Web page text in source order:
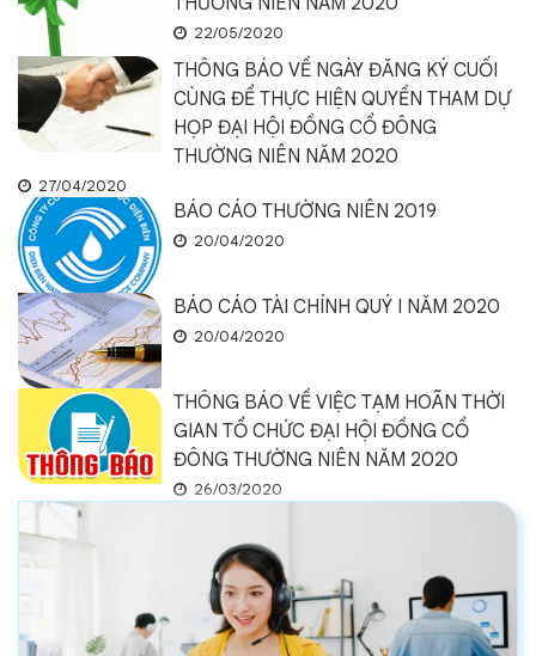
22/05/2020
THÔNG BÁO VỀ NGÀY ĐĂNG KÝ CUỐI
CÙNG ĐỂ THỰC HIỆN QUYỀN THAM DỰ
HỌP ĐẠI HỘI ĐỒNG CỔ ĐÔNG
THƯỜNG NIÊN NĂM 2020
27/04/2020
BÁO CÁO THƯỜNG NIÊN 2019
20/04/2020
BÁO CÁO TÀI CHÍNH QUÝ I NĂM 2020
20/04/2020
THÔNG BÁO VỀ VIỆC TẠM HOÃN THỜI
GIAN TỔ CHỨC ĐẠI HỘI ĐỒNG CỔ
ĐÔNG THƯỜNG NIÊN NĂM 2020
26/03/2020